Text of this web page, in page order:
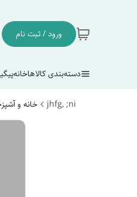
ورود / ثبت نام
دسته‌بندی کالاهاخانه
jhfg, ;ni خانه و